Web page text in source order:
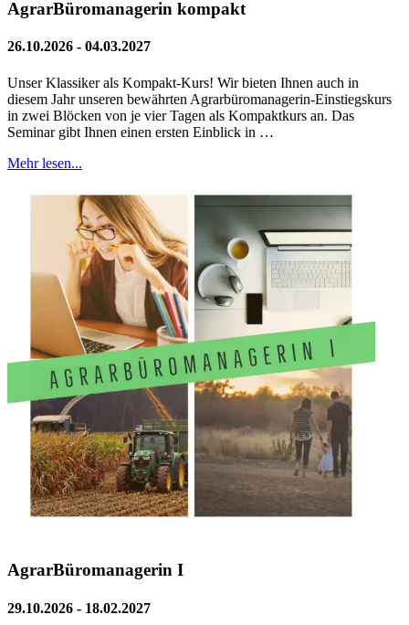
AgrarBüromanagerin kompakt
26.10.2026 - 04.03.2027
Unser Klassiker als Kompakt-Kurs! Wir bieten Ihnen auch in
diesem Jahr unseren bewährten Agrarbüromanagerin-Einstiegskurs
in zwei Blöcken von je vier Tagen als Kompaktkurs an. Das
Seminar gibt Ihnen einen ersten Einblick in …
Mehr lesen...
AgrarBüromanagerin I
29.10.2026 - 18.02.2027